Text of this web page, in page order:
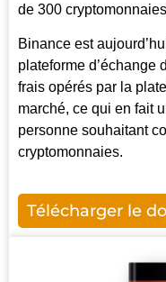
de 300
Binance est
plateforme d’échange
frais opérés par la
marché, ce qui en fait
personne souhaitant
cryptomonnaies.
Télécharger le